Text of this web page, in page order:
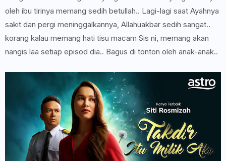
oleh ibu tirinya memang sedih betullah.. Lagi-lagi saat Ayahnya
sakit dan pergi meninggalkannya, Allahuakbar sedih sangat..
korang kalau memang hati tisu macam Sis ni, memang akan
nangis laa setiap episod dia.. Bagus di tonton oleh anak-anak..